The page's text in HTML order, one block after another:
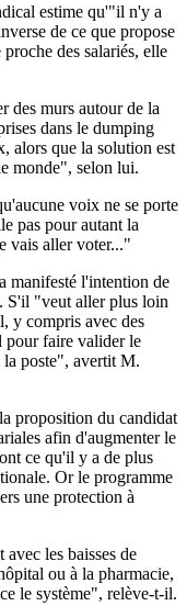
estime qu'"il n'y a
de ce que propose
des salariés, elle
des murs autour de la
dans le dumping
alors que la solution est
monde", selon lui.
voix ne se porte
pas pour autant la
vais aller voter..."
manifesté l'intention de
S'il "veut aller plus loin
y compris avec des
pour faire valider le
la poste", avertit M.
proposition du candidat
afin d'augmenter le
ce qu'il y a de plus
Or le programme
une protection à
les baisses de
ou à la pharmacie,
le système", relève-t-il.